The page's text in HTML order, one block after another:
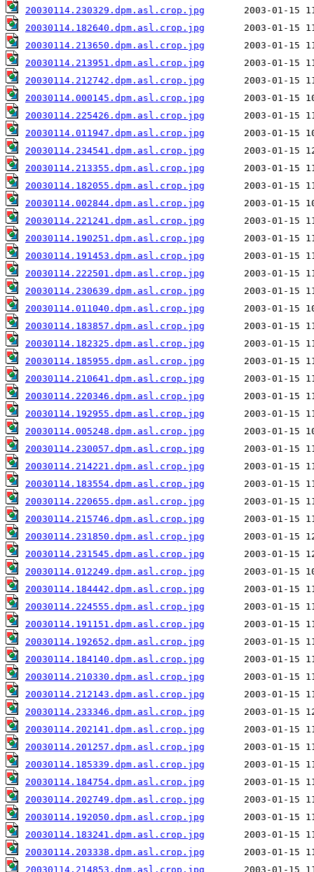
20030114.230329.dpm.asl.crop.jpg
20030114.182640.dpm.asl.crop.jpg
20030114.213650.dpm.asl.crop.jpg
20030114.213951.dpm.asl.crop.jpg
20030114.212742.dpm.asl.crop.jpg
20030114.000145.dpm.asl.crop.jpg
20030114.225426.dpm.asl.crop.jpg
20030114.011947.dpm.asl.crop.jpg
20030114.234541.dpm.asl.crop.jpg
20030114.213355.dpm.asl.crop.jpg
20030114.182055.dpm.asl.crop.jpg
20030114.002844.dpm.asl.crop.jpg
20030114.221241.dpm.asl.crop.jpg
20030114.190251.dpm.asl.crop.jpg
20030114.191453.dpm.asl.crop.jpg
20030114.222501.dpm.asl.crop.jpg
20030114.230639.dpm.asl.crop.jpg
20030114.011040.dpm.asl.crop.jpg
20030114.183857.dpm.asl.crop.jpg
20030114.182325.dpm.asl.crop.jpg
20030114.185955.dpm.asl.crop.jpg
20030114.210641.dpm.asl.crop.jpg
20030114.220346.dpm.asl.crop.jpg
20030114.192955.dpm.asl.crop.jpg
20030114.005248.dpm.asl.crop.jpg
20030114.230057.dpm.asl.crop.jpg
20030114.214221.dpm.asl.crop.jpg
20030114.183554.dpm.asl.crop.jpg
20030114.220655.dpm.asl.crop.jpg
20030114.215746.dpm.asl.crop.jpg
20030114.231850.dpm.asl.crop.jpg
20030114.231545.dpm.asl.crop.jpg
20030114.012249.dpm.asl.crop.jpg
20030114.184442.dpm.asl.crop.jpg
20030114.224555.dpm.asl.crop.jpg
20030114.191151.dpm.asl.crop.jpg
20030114.192652.dpm.asl.crop.jpg
20030114.184140.dpm.asl.crop.jpg
20030114.210330.dpm.asl.crop.jpg
20030114.212143.dpm.asl.crop.jpg
20030114.233346.dpm.asl.crop.jpg
20030114.202141.dpm.asl.crop.jpg
20030114.201257.dpm.asl.crop.jpg
20030114.185339.dpm.asl.crop.jpg
20030114.184754.dpm.asl.crop.jpg
20030114.202749.dpm.asl.crop.jpg
20030114.192050.dpm.asl.crop.jpg
20030114.183241.dpm.asl.crop.jpg
20030114.203338.dpm.asl.crop.jpg
20030114.214853.dpm.asl.crop.jpg